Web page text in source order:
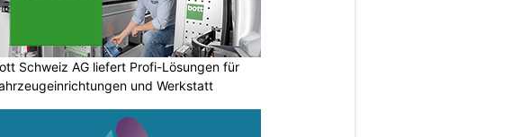
Schweiz AG liefert Profi-Lösungen für
und Werkstatt